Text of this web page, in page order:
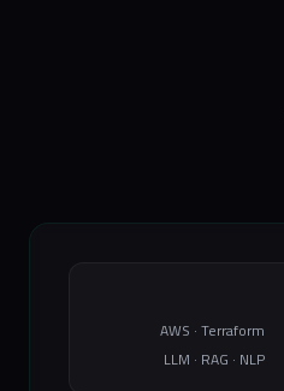
AWS · Terraform
LLM · RAG · NLP